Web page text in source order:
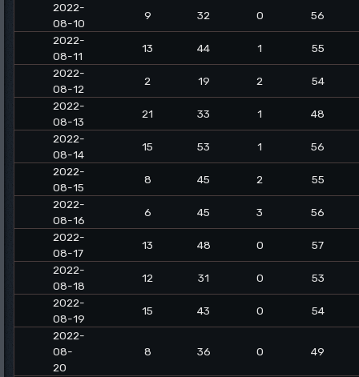
2022-
08-10
9 32 0
56
2022-
08-11
13 44 1
55
2022-
08-12
2 19 2
54
2022-
08-13
21 33 1
48
2022-
08-14
15 53 1
56
2022-
08-15
8 45 2
55
2022-
08-16
6 45 3
56
2022-
08-17
13 48 0
57
2022-
08-18
12 31 0
53
2022-
08-19
15 43 0
54
2022-
08-
20
8 36 0 49